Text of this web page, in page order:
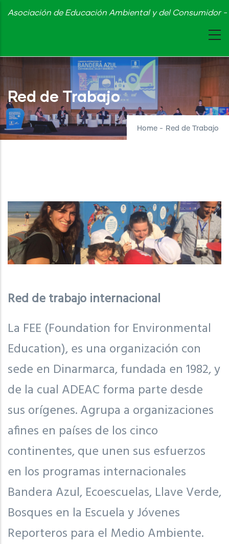
Skip
content
Asociación de Educación Ambiental y del Consumidor
Red de Trabajo
Home - Red de Trabajo
Red de trabajo internacional
La FEE (Foundation for Environmental
Education), es una organización con
sede en Dinarmarca, fundada en 1982, y
de la cual ADEAC forma parte desde
sus orígenes. Agrupa a organizaciones
afines en países de los cinco
continentes, que unen sus esfuerzos
en los programas internacionales
Bandera Azul, Ecoescuelas, Llave Verde,
Bosques en la Escuela y Jóvenes
Reporteros para el Medio Ambiente.